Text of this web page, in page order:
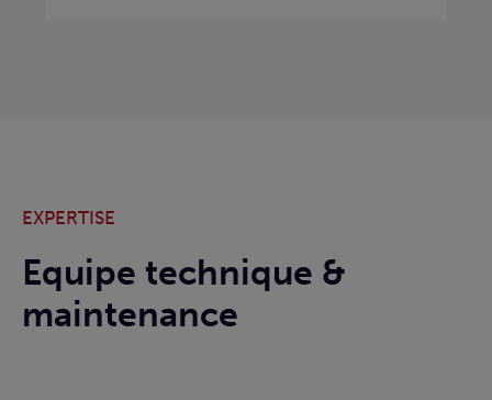
EXPERTISE
Equipe technique &
maintenance